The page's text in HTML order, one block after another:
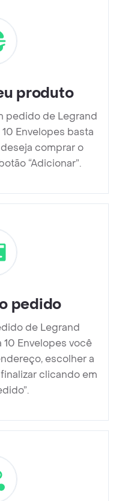
produto
pedido de Legrand
Envelopes basta
comprar o
“Adicionar”.
pedido
de Legrand
Envelopes você
escolher a
clicando em